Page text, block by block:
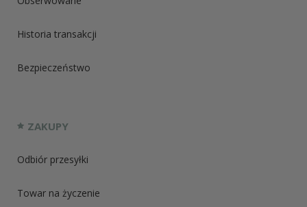
Historia transakcji
Bezpieczeństwo
ZAKUPY
Odbiór przesyłki
Towar na życzenie